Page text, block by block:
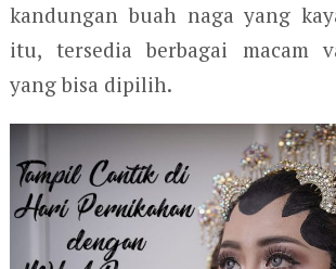
kandungan buah naga yang
itu, tersedia berbagai macam
yang bisa dipilih.